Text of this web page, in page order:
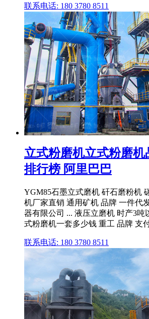
联系电话: 180 3780 8511
立式粉磨机立式粉磨机
排行榜 阿里巴巴
YGM85石墨立式磨机 矸石磨粉机
机厂家直销 通用矿机 品牌 一件代
器有限公司 ... 液压立磨机 时产3吨
式粉磨机一套多少钱 重工 品牌 支
联系电话: 180 3780 8511